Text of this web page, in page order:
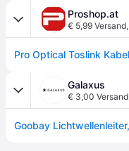
Proshop.at
€ 5,99 Versand,
Pro Optical Toslink
Galaxus
€ 3,00 Versand